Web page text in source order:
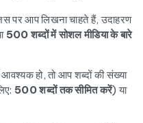
पर आप लिखना चाहते हैं, उदाहरण
500 शब्दों में सोशल मीडिया के बारे
आवश्यक हो, तो आप शब्दों की संख्या
500 शब्दों तक सीमित करें) या